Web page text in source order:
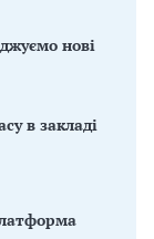
нові
в закладі